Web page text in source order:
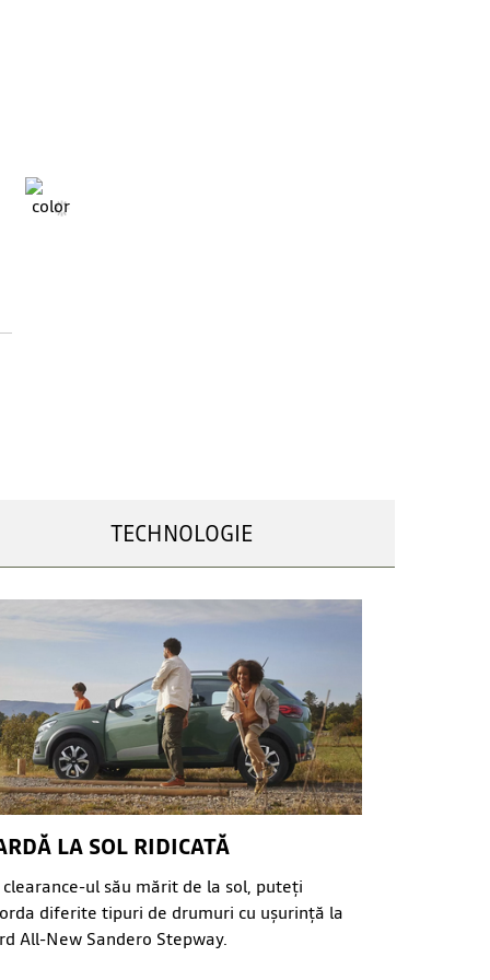
TECHNOLOGIE
LA SOL RIDICATĂ
clearance-ul său mărit de la sol, puteți
diferite tipuri de drumuri cu ușurință la
All-New Sandero Stepway.